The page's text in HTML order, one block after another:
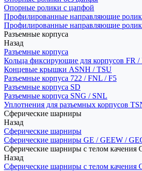
Опорные ролики с цапфой
Профилированные направляющие
Профилированные направляющие
Разъемные корпуса
Назад
Разъемные корпуса
Кольца фиксирующие для корпусов FR /
Концевые крышки ASNH / TSU
Разъемные корпуса 722 / FNL / F5
Разъемные корпуса SD
Разъемные корпуса SNG / SNL
Уплотнения для разъемных корпусов
Сферические шарниры
Назад
Сферические шарниры
Сферические шарниры GE / GEEW /
Сферические шарниры с телом качения
Назад
Сферические шарниры с телом качения